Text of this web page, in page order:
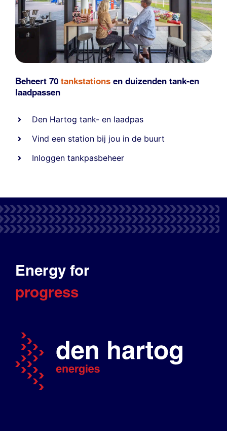
Beheert 70 tankstations en duizenden tank-en
laadpassen
Den Hartog tank- en laadpas
Vind een station bij jou in de buurt
Inloggen tankpasbeheer
Energy for
progress